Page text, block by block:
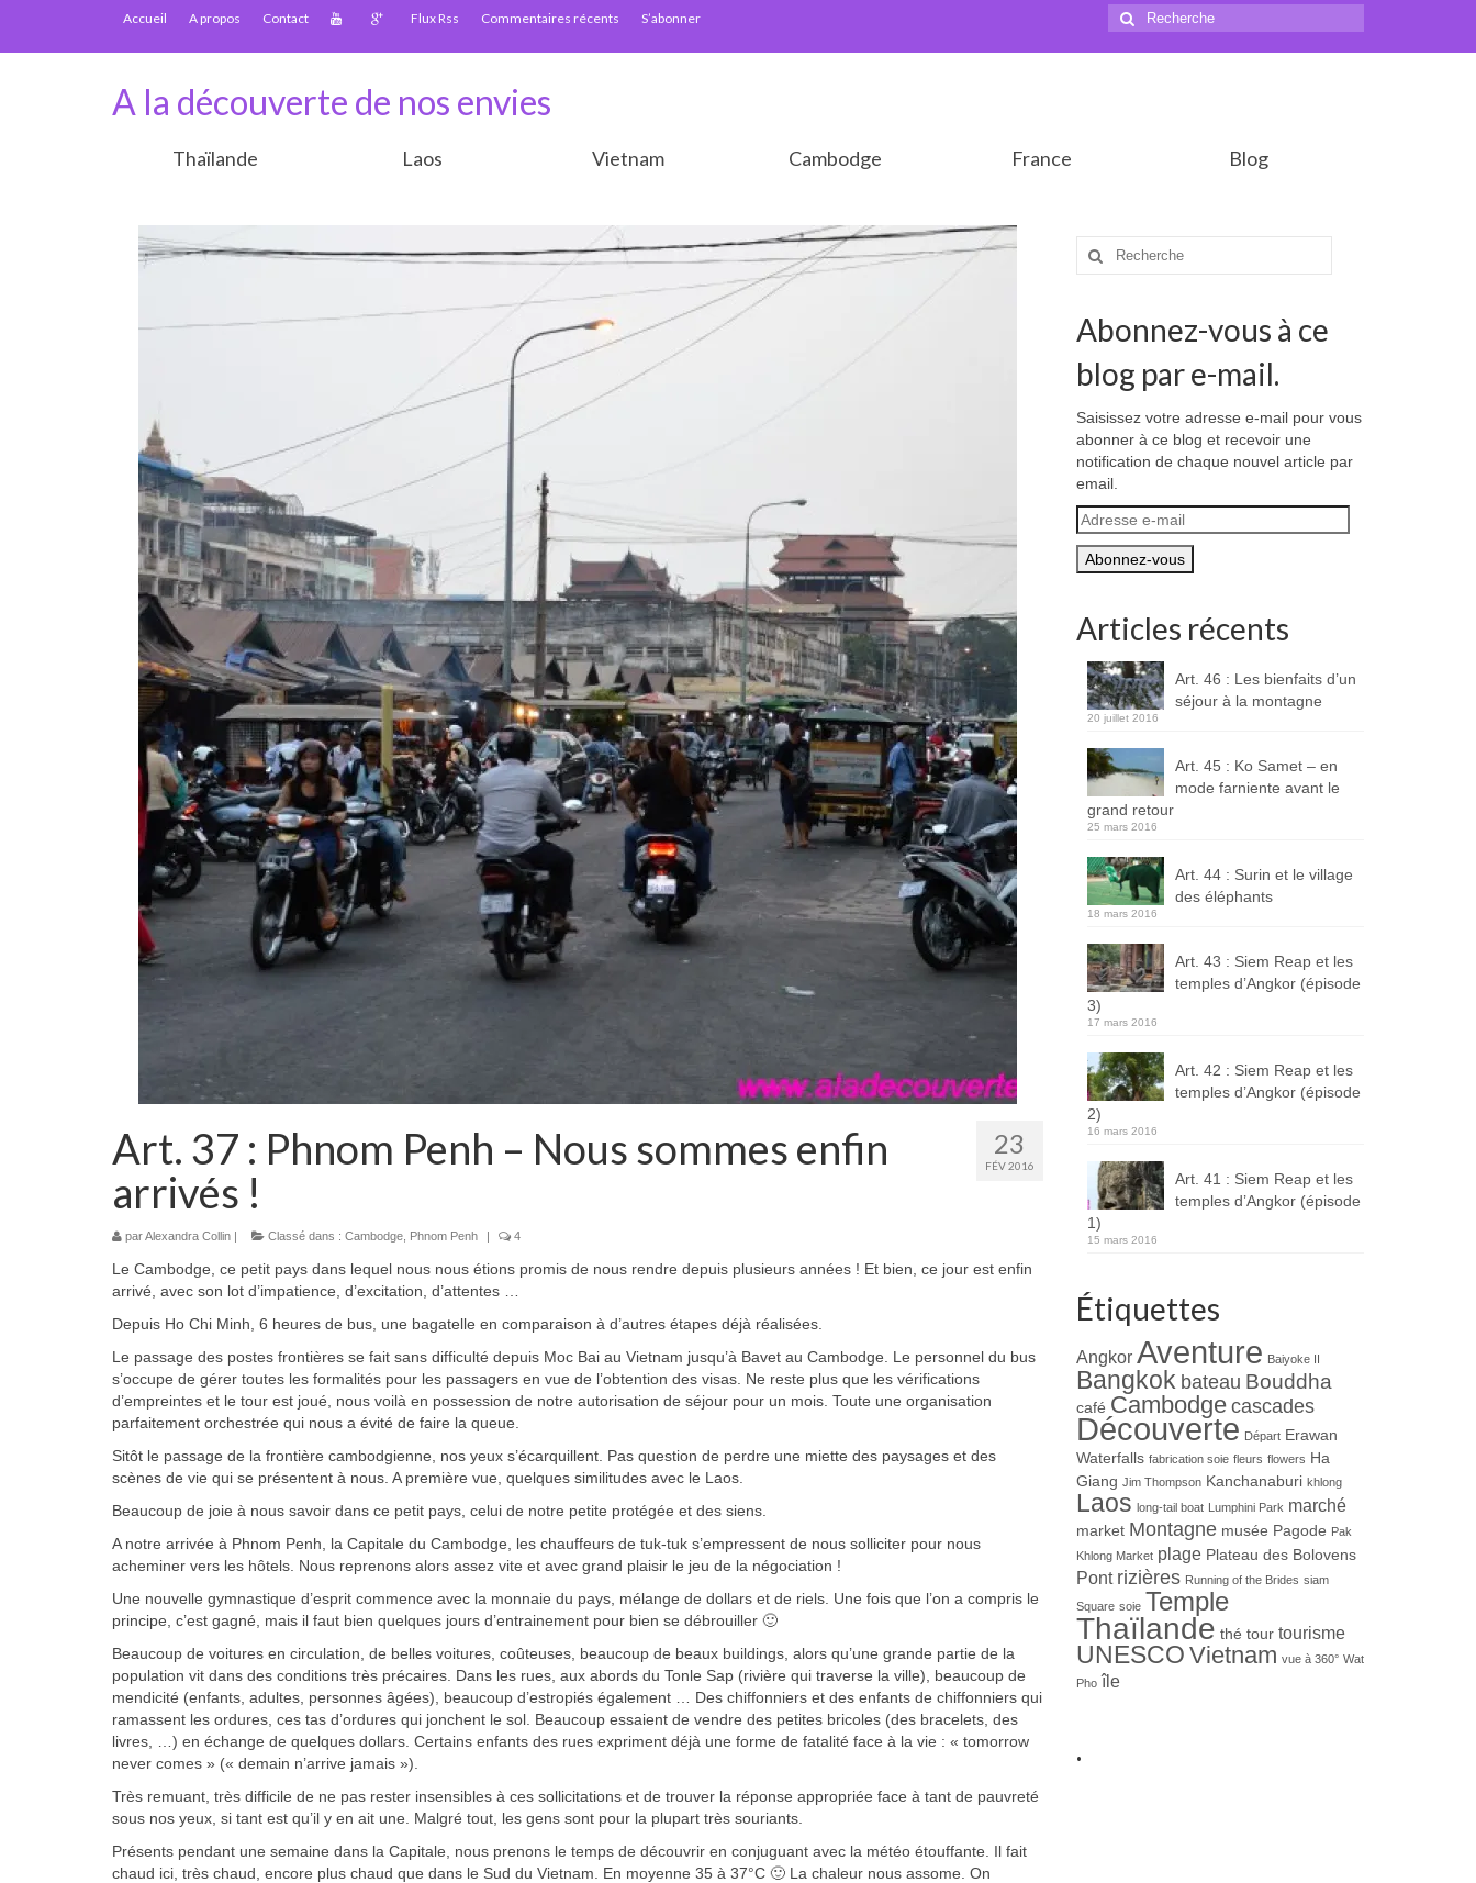
Accueil A propos Contact Flux Rss Commentaires récents S’abonner
Rechercher
:
A la découverte de nos envies
Thaïlande Laos Vietnam Cambodge France Blog
23
FÉV 2016
Art. 37 : Phnom Penh – Nous sommes enfin
arrivés !
parAlexandra Collin | Classé dans : Cambodge Phnom Penh | 4
Le Cambodge, ce petit pays dans lequel nous nous étions promis de nous rendre depuis plusieurs années ! Et bien, ce jour est enfin
arrivé, avec son lot d’impatience, d’excitation, d’attentes …
Depuis Ho Chi Minh, 6 heures de bus, une bagatelle en comparaison à d’autres étapes déjà réalisées.
Le passage des postes frontières se fait sans difficulté depuis Moc Bai au Vietnam jusqu’à Bavet au Cambodge. Le personnel du bus
s’occupe de gérer toutes les formalités pour les passagers en vue de l’obtention des visas. Ne reste plus que les vérifications
d’empreintes et le tour est joué, nous voilà en possession de notre autorisation de séjour pour un mois. Toute une organisation
parfaitement orchestrée qui nous a évité de faire la queue.
Sitôt le passage de la frontière cambodgienne, nos yeux s’écarquillent. Pas question de perdre une miette des paysages et des
scènes de vie qui se présentent à nous. A première vue, quelques similitudes avec le Laos.
Beaucoup de joie à nous savoir dans ce petit pays, celui de notre petite protégée et des siens.
A notre arrivée à Phnom Penh, la Capitale du Cambodge, les chauffeurs de tuk-tuk s’empressent de nous solliciter pour nous
acheminer vers les hôtels. Nous reprenons alors assez vite et avec grand plaisir le jeu de la négociation !
Une nouvelle gymnastique d’esprit commence avec la monnaie du pays, mélange de dollars et de riels. Une fois que l’on a compris le
principe, c’est gagné, mais il faut bien quelques jours d’entrainement pour bien se débrouiller 🙂
Beaucoup de voitures en circulation, de belles voitures, coûteuses, beaucoup de beaux buildings, alors qu’une grande partie de la
population vit dans des conditions très précaires. Dans les rues, aux abords du Tonle Sap (rivière qui traverse la ville), beaucoup de
mendicité (enfants, adultes, personnes âgées), beaucoup d’estropiés également … Des chiffonniers et des enfants de chiffonniers qui
ramassent les ordures, ces tas d’ordures qui jonchent le sol. Beaucoup essaient de vendre des petites bricoles (des bracelets, des
livres, …) en échange de quelques dollars. Certains enfants des rues expriment déjà une forme de fatalité face à la vie : « tomorrow
never comes » (« demain n’arrive jamais »).
Très remuant, très difficile de ne pas rester insensibles à ces sollicitations et de trouver la réponse appropriée face à tant de pauvreté
sous nos yeux, si tant est qu’il y en ait une. Malgré tout, les gens sont pour la plupart très souriants.
Présents pendant une semaine dans la Capitale, nous prenons le temps de découvrir en conjuguant avec la météo étouffante. Il fait
chaud ici, très chaud, encore plus chaud que dans le Sud du Vietnam. En moyenne 35 à 37°C 🙂 La chaleur nous assome. On
Rechercher
Abonnez-vous à ce
blog par e-mail.
Saisissez votre adresse e-mail pour vous
abonner à ce blog et recevoir une
notification de chaque nouvel article par
email.
Adresse
e-
mail
Articles récents
Art. 46 : Les bienfaits d’un
séjour à la montagne
20 juillet 2016
Art. 45 : Ko Samet – en
mode farniente avant le
grand retour
25 mars 2016
Art. 44 : Surin et le village
des éléphants
18 mars 2016
Art. 43 : Siem Reap et les
temples d’Angkor (épisode
3)
17 mars 2016
Art. 42 : Siem Reap et les
temples d’Angkor (épisode
2)
16 mars 2016
Art. 41 : Siem Reap et les
temples d’Angkor (épisode
1)
15 mars 2016
Étiquettes
Angkor Aventure Baiyoke II
Bangkok bateau Bouddha
café Cambodge cascades
Découverte Départ Erawan
Waterfalls fabrication soie fleurs flowers Ha
Giang Jim Thompson Kanchanaburi khlong
Laos long-tail boat Lumphini Park marché
market Montagne musée Pagode Pak
Khlong Market plage Plateau des Bolovens
Pont rizières Running of the Brides siam
Square soie Temple
Thaïlande thé tour tourisme
UNESCO Vietnam vue à 360° Wat
Pho île
.